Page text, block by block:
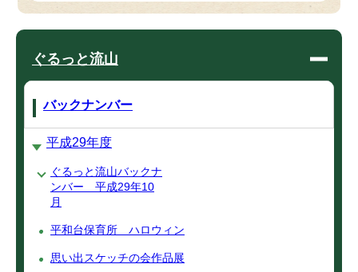
ぐるっと流山
バックナンバー
平成29年度
ぐるっと流山バックナ
ンバー 平成29年10
月
平和台保育所 ハロウィン
思い出スケッチの会作品展